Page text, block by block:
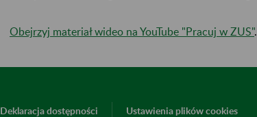
Obejrzyj materiał wideo na YouTube "Pracuj w ZUS".
Deklaracja dostępności Ustawienia plików cookies